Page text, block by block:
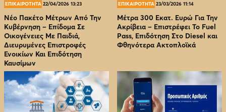
ΕΠΙΚΑΙΡΟΤΗΤΑ 22/04/2026 13:23
Νέο Πακέτο Μέτρων Από Την
Κυβέρνηση – Επίδομα Σε
Οικογένειες Με Παιδιά,
Διευρυμένες Επιστροφές
Ενοικίων Και Επιδότηση
Καυσίμων
ΕΠΙΚΑΙΡΟΤΗΤΑ 23/03/2026 11:14
Μέτρα 300 Εκατ. Ευρώ Για Την
Ακρίβεια – Επιστρέφει Το Fuel
Pass, Επιδότηση Στο Diesel και
Φθηνότερα Ακτοπλοϊκά